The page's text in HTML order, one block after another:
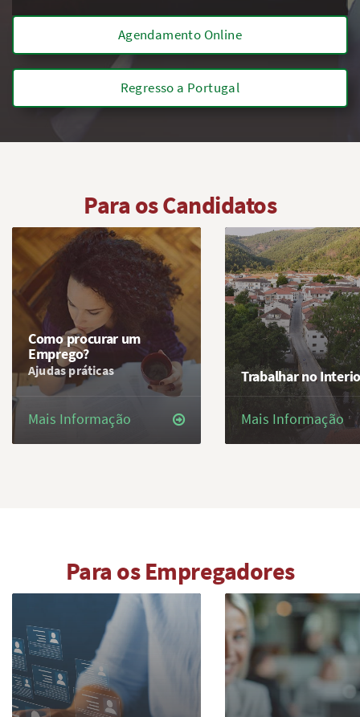
Agendamento Online
Regresso a Portugal
Para os Candidatos
Como procurar um
Emprego?
Ajudas práticas
Mais Informação
Trabalhar no
Mais Informação
Para os Empregadores